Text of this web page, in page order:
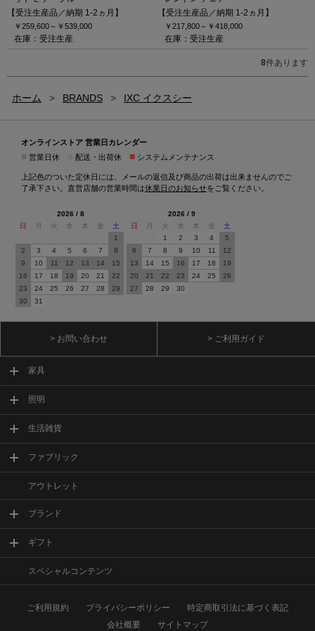
【受注生産品／納期 1-2ヵ月】
￥259,600～ ￥539,000
在庫：受注生産
【受注生産品／納期 1-2ヵ月】
￥217,800～ ￥418,000
在庫：受注生産
8件あります
ホーム > BRANDS > IXC イクスシー
オンラインストア 営業日カレンダー
営業日休 配送・出荷休 ■ システムメンテナンス
上記色のついた定休日には、メールの返信及び商品の出荷は出来ませんのでご
了承下さい。直営店舗の営業時間は休業日のお知らせをご覧ください。
2026 / 8
日
月 火 水 木 金
土
1
2
3 4 5 6 7
8
9
10 11 12 13 14
15
16
17 18 19 20 21
22
23
24 25 26 27 28
29
30
31
2026 / 9
日
月 火 水 木 金
土
1
2 3 4
5
6
7 8 9 10 11
12
13
14 15 16 17 18
19
20
21 22 23 24 25
26
27
28 29 30
> お問い合わせ > ご利用ガイド
家具
照明
生活雑貨
ファブリック
アウトレット
ブランド
ギフト
スペシャルコンテンツ
ご利用規約 プライバシーポリシー
特定商取引法に基づく表記
会社概要
サイトマップ